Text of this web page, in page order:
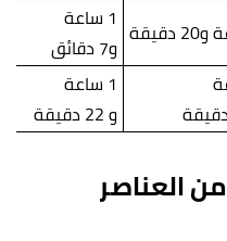
1 ساعة
و7 دقائق
1 ساعة
و 22 دقيقة
العناصر